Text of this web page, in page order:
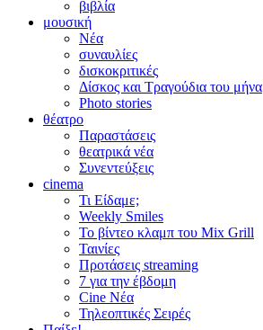
βιβλία
μουσική
Νέα
συναυλίες
δισκοκριτικές
Δίσκος και Τραγούδια του μήνα
Photo stories
θέατρο
Παραστάσεις
θεατρικά νέα
Συνεντεύξεις
cinema
Τι Είδαμε;
Weekly Smiles
Το βίντεο κλαμπ του Mix Grill
Ταινίες
Προτάσεις streaming
7 για την έβδομη
Cine Νέα
Τηλεοπτικές Σειρές